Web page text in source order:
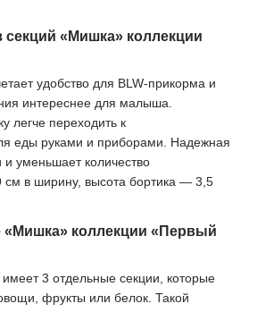
секций «Мишка» коллекции
удобство для BLW-прикорма и
интереснее для малыша.
легче переходить к
еды руками и приборами. Надежная
и уменьшает количество
в ширину, высота бортика — 3,5
«Мишка» коллекции «Первый
3 отдельные секции, которые
фрукты или белок. Такой